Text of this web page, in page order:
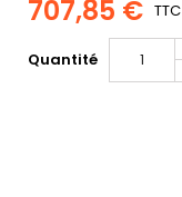
707,85 € TTC
Quantité